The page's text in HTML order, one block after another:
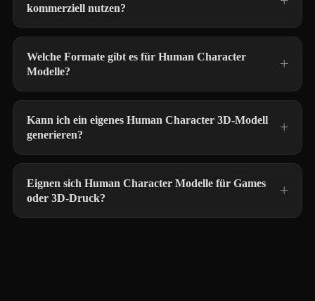
kommerziell nutzen?
Welche Formate gibt es für Human Character
Modelle?
Kann ich ein eigenes Human Character 3D-Modell
generieren?
Eignen sich Human Character Modelle für Games
oder 3D-Druck?